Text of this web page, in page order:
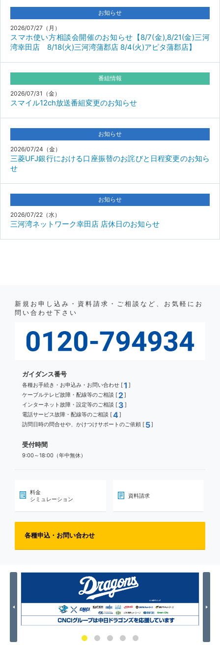
お知らせ
2026/07/27（月）
スマホ使い方相談会開催のお知らせ【8/7(金),8/21(金)三河
湾幸田店 8/18(火)三河湾蒲郡店 8/4(火)アピタ蒲郡店】
番組情報
2026/07/31（金）
スマイル12ch放送番組変更のお知らせ
お知らせ
2026/07/24（金）
三菱UFJ銀行における口座振替のお詫びと日程変更のお知ら
せ
お知らせ
2026/07/22（水）
三河湾ネットワーク幸田店 店休日のお知らせ
新規お申し込み・資料請求・ご相談など、お気軽にお
問い合わせ下さい
ガイダンス番号
各種お手続き・お申込み・お問い合わせ [1 ]
ケーブルテレビ故障・配線等のご相談 [ 2]
インターネット故障・設定等のご相談 [ 3 ]
電話サービス故障・配線等のご相談 [4]
訪問日時の問合せや、かけつけサポートのご依頼 [ 5]
受付時間
9:00～18:00（年中無休）
料金
シミュレーション
資料請求
各種申込・お問い合わせ
Previous Next